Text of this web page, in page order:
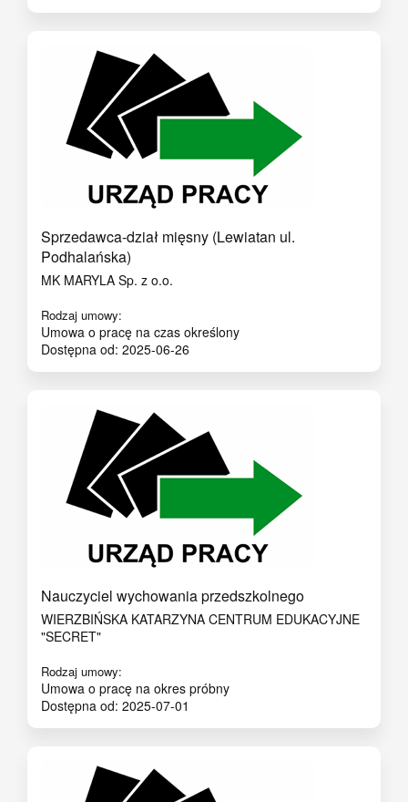
Sprzedawca-dział mięsny (Lewiatan ul.
Podhalańska)
MK MARYLA Sp. z o.o.
Rodzaj umowy:
Umowa o pracę na czas określony
Dostępna od: 2025-06-26
Nauczyciel wychowania przedszkolnego
WIERZBIŃSKA KATARZYNA CENTRUM EDUKACYJNE
"SECRET"
Rodzaj umowy:
Umowa o pracę na okres próbny
Dostępna od: 2025-07-01